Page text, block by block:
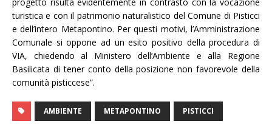
turistica e con il patrimonio naturalistico del Comune di Pisticci
e dell’intero Metapontino. Per questi motivi, l’Amministrazione
Comunale si oppone ad un esito positivo della procedura di
VIA, chiedendo al Ministero dell’Ambiente e alla Regione
Basilicata di tener conto della posizione non favorevole della
comunità pisticcese”.
AMBIENTE METAPONTINO PISTICCI